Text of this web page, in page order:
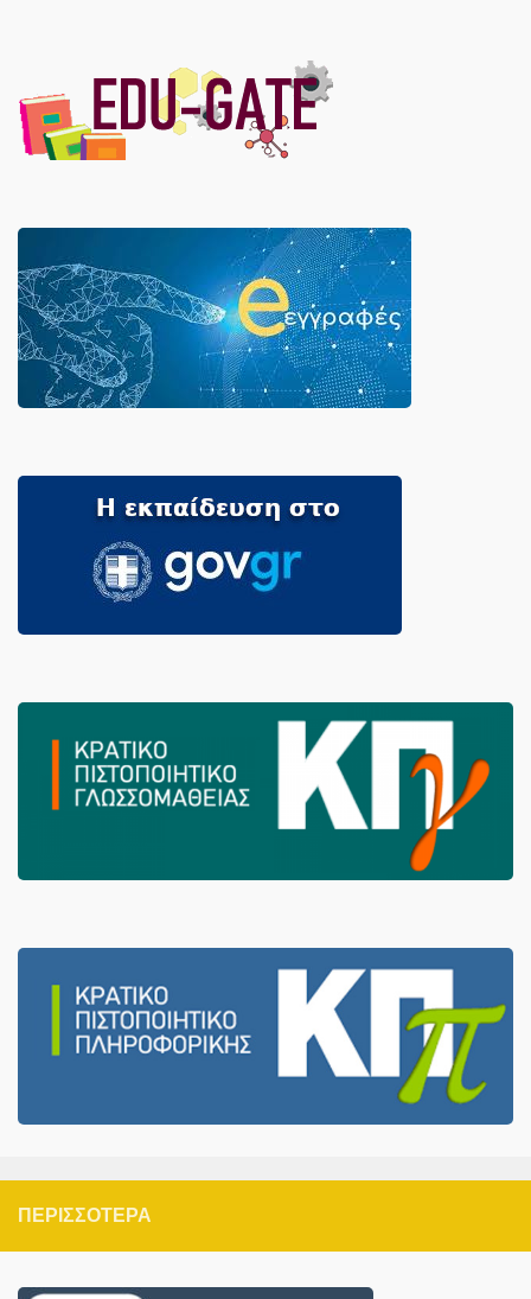
ΠΕΡΙΣΣΌΤΕΡΑ